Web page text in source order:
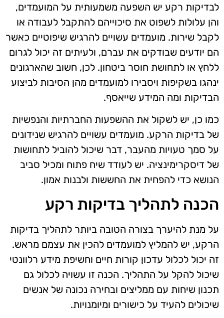
לבדיקות רקע יש השפעה משמעותית על המועמדים,
והן עלולות לשפוט את סיכוייהם להתקבל לעבודה או
לקבל שירות. מועמדים עשויים להרגיש שיפוטיים כאשר
הם יודעים שבודקים את עברם, ולעיתים זה יכול לגרום
ללחץ או לתחושת חוסר ביטחון. לכן, חשוב שהארגונים
ינהגו בשקיפות ויסבירו למועמדים מהן הסיבות לביצוע
הבדיקות ומה המידע שייאסף.
כמו כן, יש לשקול את ההשפעות החברתיות והנפשיות
של בדיקות הרקע. מועמדים עשויים להרגיש שנידונים
על סמך טעויות מהעבר, דבר שיכול להוביל לתחושות
של דיסקרימינציה. יש לעודד שיח פתוח ומכיל סביב
הנושא כדי להפחית את החששות ולבנות אמון.
הכנה לתהליך בדיקות רקע
על מנת להיערך בצורה הטובה ביותר לתהליך בדיקות
הרקע, יש להמליץ למועמדים להכין את עצמם מראש.
זה יכול לכלול עדכון קורות חיים וחשיפת מידע רלוונטי
שיכול להקל על התהליך. הכנה זו עשויה לכלול גם
תכנון שיחות עם ממליצים ובחירה נכונה של אנשים
שיכולים להעיד על כישורים ומיומנויות.